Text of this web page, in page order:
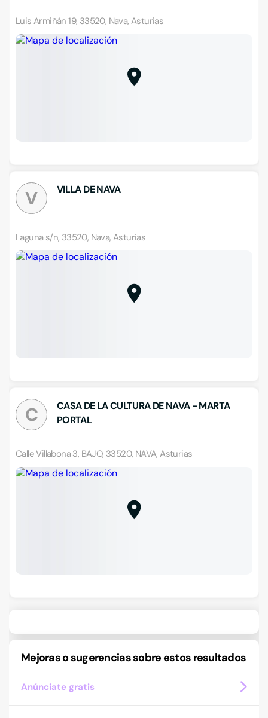
Luis Armiñán 19, 33520, Nava, Asturias
V VILLA DE NAVA
Laguna s/n, 33520, Nava, Asturias
C
CASA DE LA CULTURA DE NAVA - MARTA
PORTAL
Calle Villabona 3, BAJO, 33520, NAVA, Asturias
Mejoras o sugerencias sobre estos resultados
Anúnciate gratis